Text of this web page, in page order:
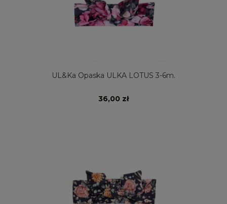
UL&Ka Opaska ULKA LOTUS 3-6m.
36,00 zł